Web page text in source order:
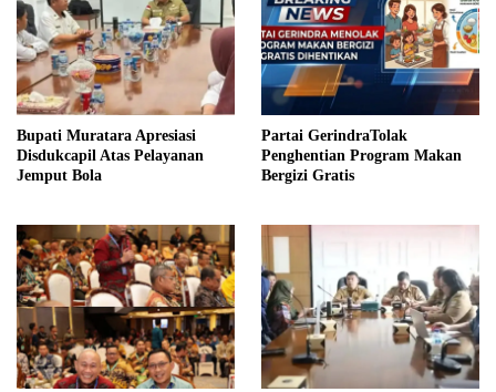
Bupati Muratara Apresiasi
Disdukcapil Atas Pelayanan
Jemput Bola
Partai GerindraTolak
Penghentian Program Makan
Bergizi Gratis